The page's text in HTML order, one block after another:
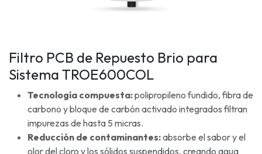
Filtro PCB de Repuesto Brio para
Sistema TROE600COL
Tecnología compuesta:polipropileno fundido, fibra de
carbono y bloque de carbón activado integrados filtran
impurezas de hasta 5 micras.
Reducción de contaminantes:absorbe el sabor y el
olor del cloro y los sólidos suspendidos, creando agua